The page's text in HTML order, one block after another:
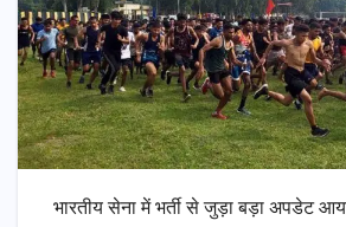
भारतीय सेना में भर्ती से जुड़ा बड़ा अपडेट